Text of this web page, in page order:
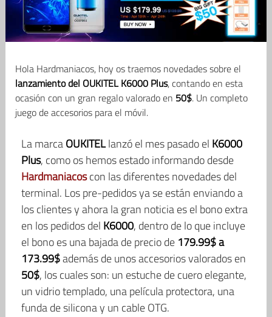
Hola Hardmaniacos, hoy os traemos novedades sobre el
lanzamiento del OUKITEL K6000 Plus, contando en esta
ocasión con un gran regalo valorado en 50$. Un completo
juego de accesorios para el móvil.
La marcaOUKITELlanzó el mes pasado el K6000
Plus, como os hemos estado informando desde
Hardmaniacoscon las diferentes novedades del
terminal. Los pre-pedidos ya se están enviando a
los clientes y ahora la gran noticia es el bono extra
en los pedidos del K6000, dentro de lo que incluye
el bono es una bajada de precio de 179.99$ a
173.99$además de unos accesorios valorados en
50$, los cuales son: un estuche de cuero elegante,
un vidrio templado, una película protectora, una
funda de silicona y un cable OTG.